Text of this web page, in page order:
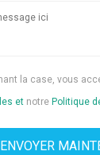
la case, vous
et notre Politique